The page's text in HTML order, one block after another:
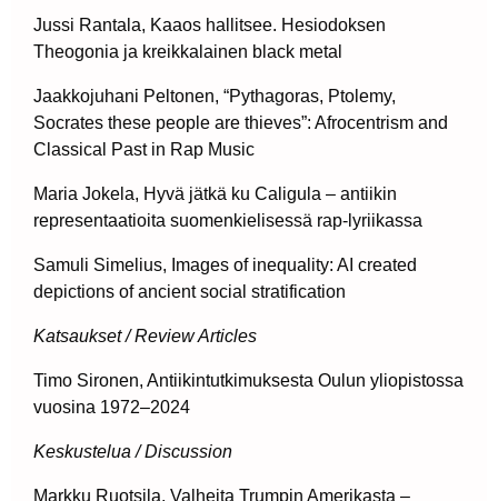
Jussi Rantala, Kaaos hallitsee. Hesiodoksen
Theogonia ja kreikkalainen black metal
Jaakkojuhani Peltonen, “Pythagoras, Ptolemy,
Socrates these people are thieves”: Afrocentrism and
Classical Past in Rap Music
Maria Jokela, Hyvä jätkä ku Caligula – antiikin
representaatioita suomenkielisessä rap-lyriikassa
Samuli Simelius, Images of inequality: AI created
depictions of ancient social stratification
Katsaukset / Review Articles
Timo Sironen, Antiikintutkimuksesta Oulun yliopistossa
vuosina 1972–2024
Keskustelua / Discussion
Markku Ruotsila, Valheita Trumpin Amerikasta –